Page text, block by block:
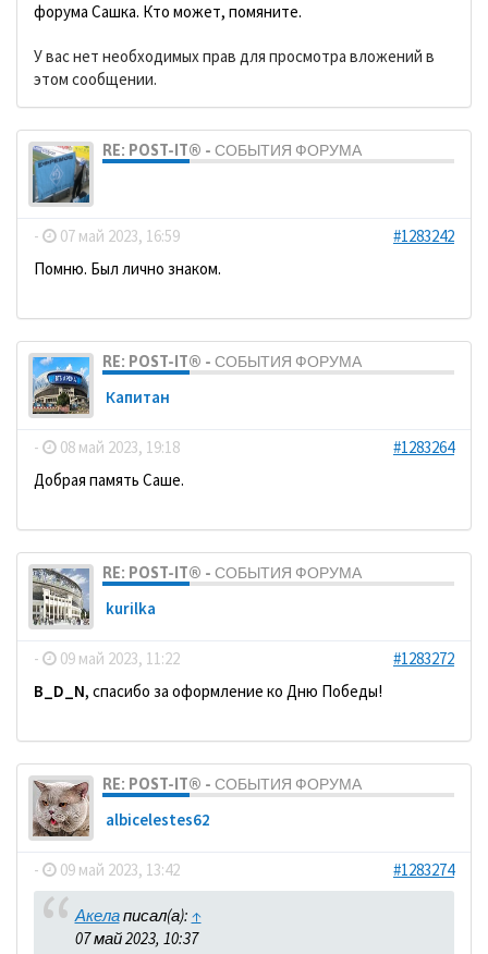
форума Сашка. Кто может, помяните.
У вас нет необходимых прав для просмотра вложений в
этом сообщении.
RE: POST-IT® - СОБЫТИЯ ФОРУМА
- 07 май 2023, 16:59
#1283242
Помню. Был лично знаком.
RE: POST-IT® - СОБЫТИЯ ФОРУМА
Кaпитaн
- 08 май 2023, 19:18
#1283264
Добрая память Саше.
RE: POST-IT® - СОБЫТИЯ ФОРУМА
kurilka
- 09 май 2023, 11:22
#1283272
B_D_N, спасибо за оформление ко Дню Победы!
RE: POST-IT® - СОБЫТИЯ ФОРУМА
albicelestes62
- 09 май 2023, 13:42 #1283274
Акелаписал(а): ↑
07 май 2023, 10:37